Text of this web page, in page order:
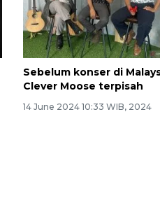
Sebelum konser di
Clever Moose terpisah
14 June 2024 10:33 WIB, 2024